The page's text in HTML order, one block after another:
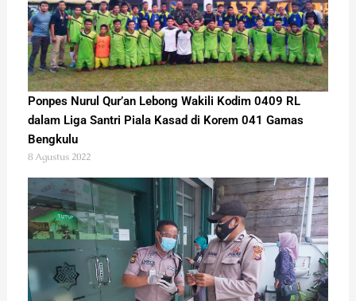
Ponpes Nurul Qur’an Lebong Wakili Kodim 0409 RL
dalam Liga Santri Piala Kasad di Korem 041 Gamas
Bengkulu
8 Agustus 2022